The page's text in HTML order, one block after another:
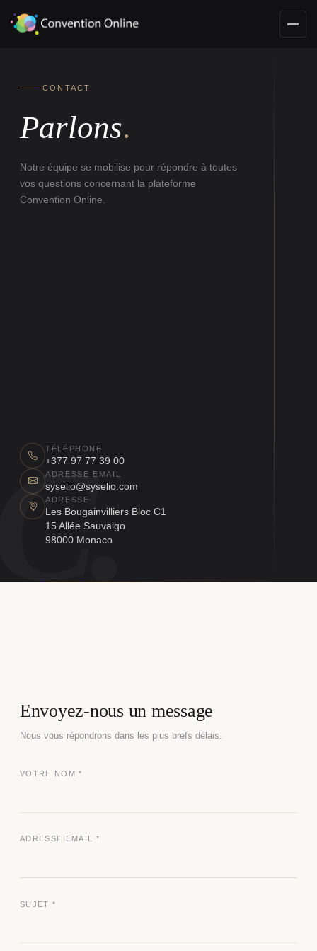
CONTACT
Parlons.
Notre équipe se mobilise pour répondre à toutes
vos questions concernant la plateforme
Convention Online.
TÉLÉPHONE
+377 97 77 39 00
ADRESSE EMAIL
syselio@syselio.com
ADRESSE
Les Bougainvilliers Bloc C1
15 Allée Sauvaigo
98000 Monaco
Envoyez-nous un message
Nous vous répondrons dans les plus brefs délais.
VOTRE NOM *
ADRESSE EMAIL *
SUJET *